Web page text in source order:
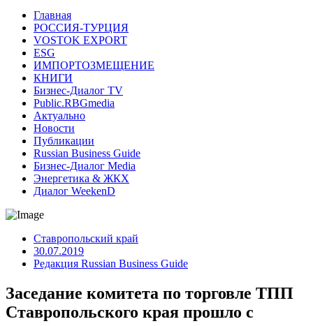
Главная
РОССИЯ-ТУРЦИЯ
VOSTOK EXPORT
ESG
ИМПОРТОЗМЕЩЕНИЕ
КНИГИ
Бизнес-Диалог TV
Public.RBGmedia
Актуально
Новости
Публикации
Russian Business Guide
Бизнес-Диалог Media
Энергетика & ЖКХ
Диалог WeekenD
Ставропольский край
30.07.2019
Редакция Russian Business Guide
Заседание комитета по торговле ТПП
Ставропольского края прошло с